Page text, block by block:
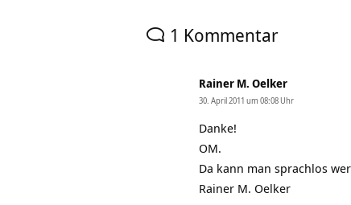
1 Kommentar
Rainer M. Oelker
30. April 2011 um 08:08 Uhr
Danke!
OM.
Da kann man sprachlos
Rainer M. Oelker